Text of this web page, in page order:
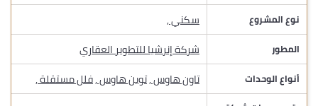
نوع المشروع سكني,
المطور شركة إنرشيا للتطوير العقاري
أنواع الوحدات تاون هاوس,توين هاوس,فلل مستقلة,